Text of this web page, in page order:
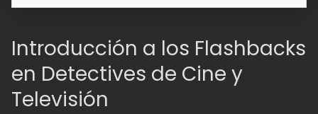
Introducción a los Flashbacks
en Detectives de Cine y
Televisión